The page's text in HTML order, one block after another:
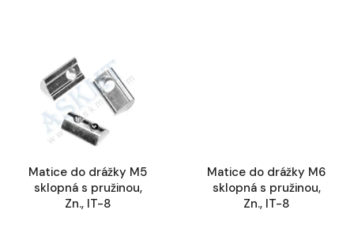
Matice do drážky M5
sklopná s pružinou,
Zn., IT-8
Matice do drážky M6
sklopná s pružinou,
Zn., IT-8